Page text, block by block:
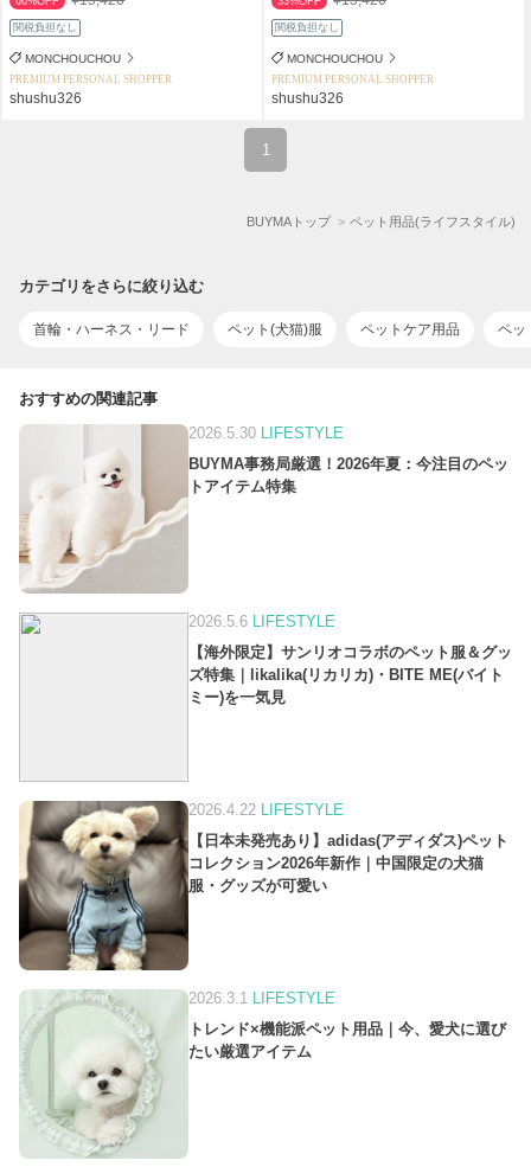
関税負担なし
MONCHOUCHOU
PREMIUM PERSONAL SHOPPER
shushu326
関税負担なし
MONCHOUCHOU
PREMIUM PERSONAL SHOPPER
shushu326
1
BUYMAトップ ペット用品(ライフスタイル)
カテゴリをさらに絞り込む
首輪・ハーネス・リード ペット(犬猫)服 ペットケア用品 ペッ
おすすめの関連記事
2026.5.30
LIFESTYLE
BUYMA事務局厳選！2026年夏：今注目のペッ
トアイテム特集
2026.5.6
LIFESTYLE
【海外限定】サンリオコラボのペット服＆グッ
ズ特集｜likalika(リカリカ)・BITE ME(バイト
ミー)を一気見
2026.4.22
LIFESTYLE
【日本未発売あり】adidas(アディダス)ペット
コレクション2026年新作｜中国限定の犬猫
服・グッズが可愛い
2026.3.1
LIFESTYLE
トレンド×機能派ペット用品｜今、愛犬に選び
たい厳選アイテム